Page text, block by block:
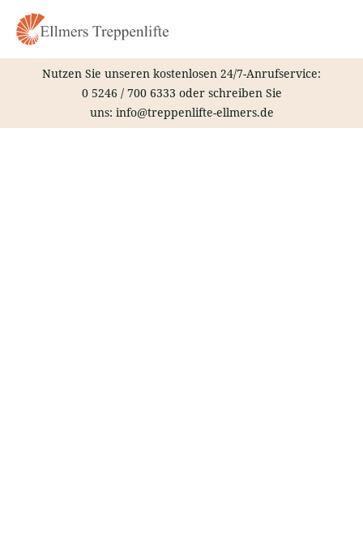
Inhalt
springen
Nutzen Sie unseren kostenlosen 24/7-Anrufservice:
0 5246 / 700 6333 oder schreiben Sie
uns: info@treppenlifte-ellmers.de